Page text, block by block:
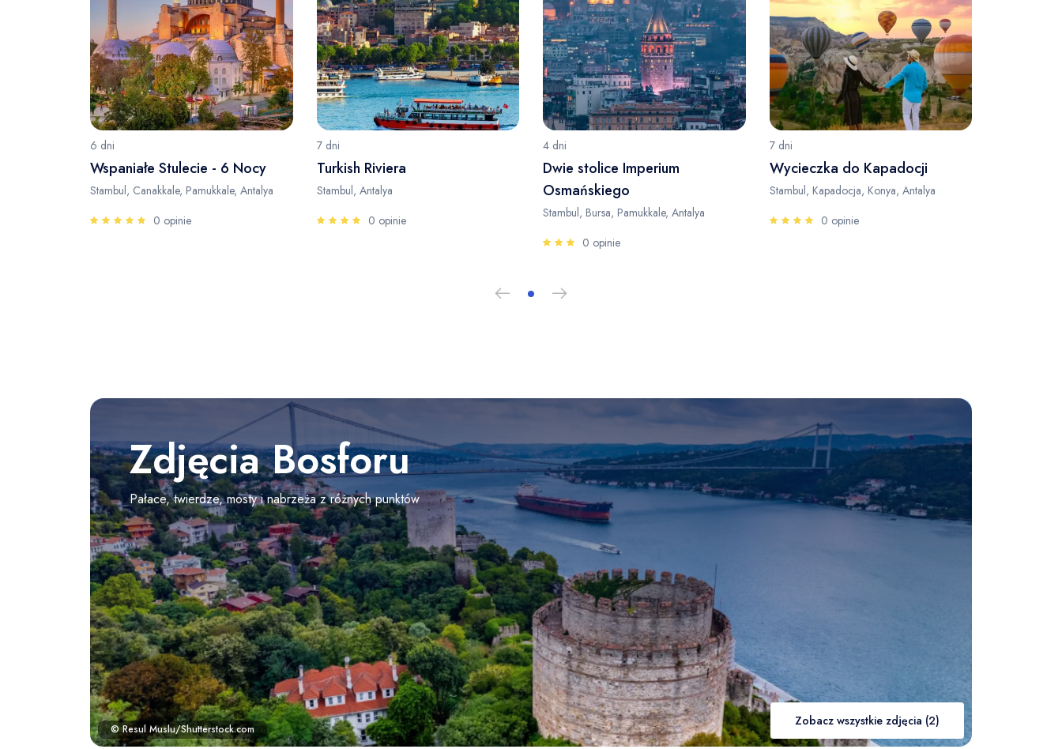
6 dni
Wspaniałe Stulecie - 6 Nocy
Stambul, Canakkale, Pamukkale, Antalya
0 opinie
7 dni
Turkish Riviera
Stambul, Antalya
0 opinie
4 dni
Dwie stolice Imperium
Osmańskiego
Stambul, Bursa, Pamukkale, Antalya
0 opinie
7 dni
Wycieczka do Kapadocji
Stambul, Kapadocja, Konya, Antalya
0 opinie
© Resul Muslu/Shutterstock.com
Zdjęcia Bosforu
Pałace, twierdze, mosty i nabrzeża z różnych punktów
Zobacz wszystkie zdjęcia (2)